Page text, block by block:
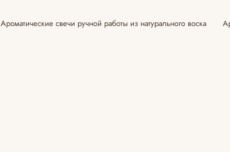
Ароматические свечи ручной работы из натурального воска